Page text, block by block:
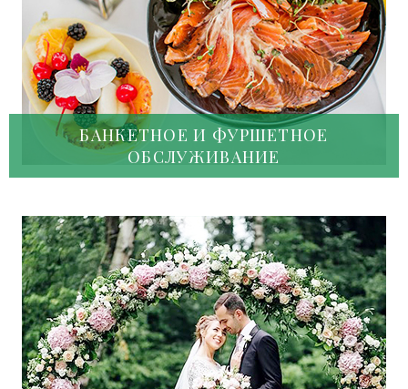
БАНКЕТНОЕ И ФУРШЕТНОЕ
ОБСЛУЖИВАНИЕ